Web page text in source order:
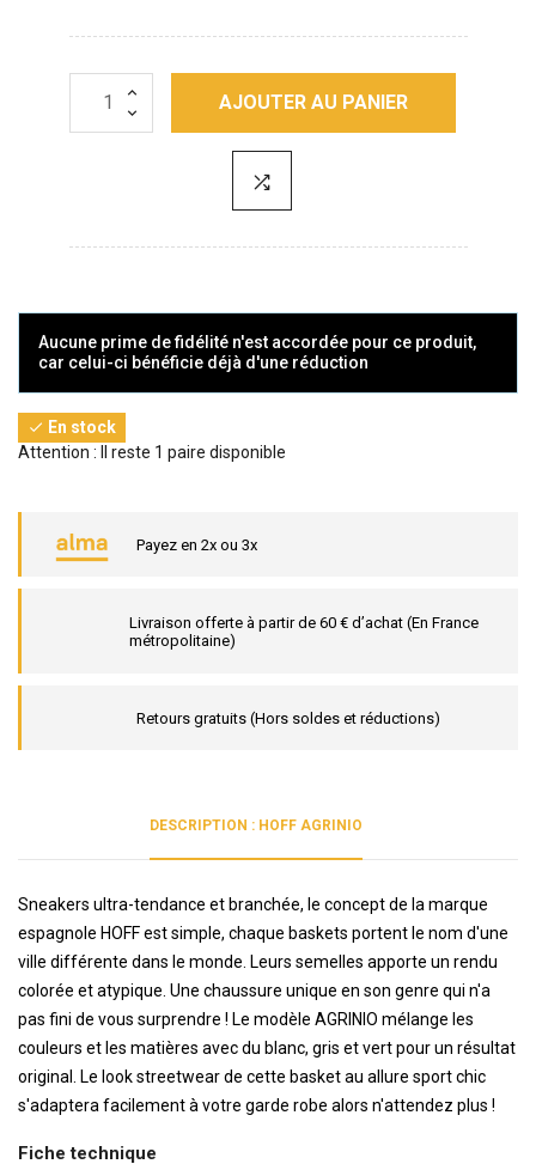
AJOUTER AU PANIER
Aucune prime de fidélité n'est accordée pour ce produit,
car celui-ci bénéficie déjà d'une réduction
 En stock
Attention : Il reste 1 paire disponible
Payez en 2x ou 3x
Livraison offerte à partir de 60 € d’achat (En France
métropolitaine)
Retours gratuits (Hors soldes et réductions)
DESCRIPTION : HOFF AGRINIO
Sneakers ultra-tendance et branchée, le concept de la marque
espagnole HOFF est simple, chaque baskets portent le nom d'une
ville différente dans le monde. Leurs semelles apporte un rendu
colorée et atypique. Une chaussure unique en son genre qui n'a
pas fini de vous surprendre ! Le modèle AGRINIO mélange les
couleurs et les matières avec du blanc, gris et vert pour un résultat
original. Le look streetwear de cette basket au allure sport chic
s'adaptera facilement à votre garde robe alors n'attendez plus !
Fiche technique